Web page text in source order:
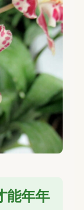
能年年